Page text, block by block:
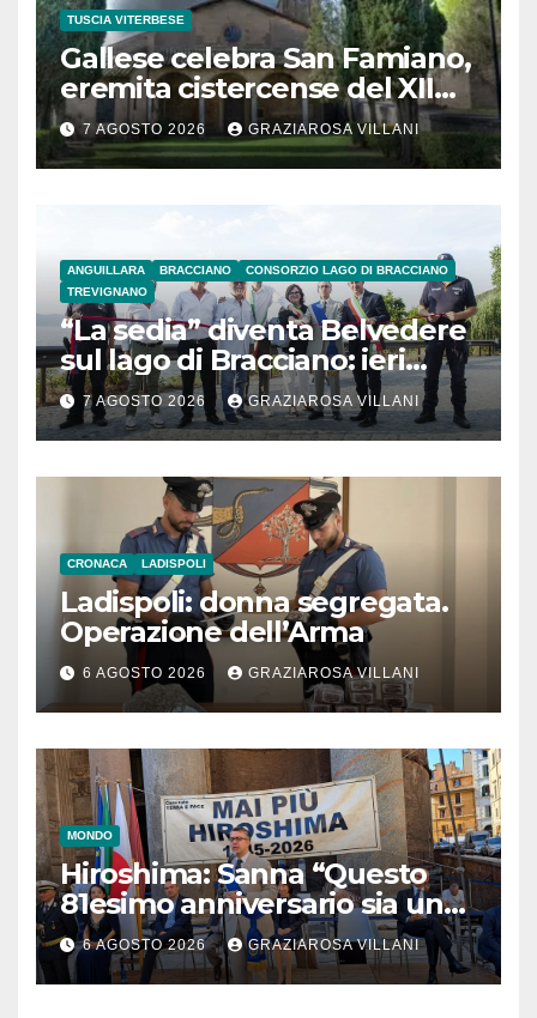
TUSCIA VITERBESE
Gallese celebra San Famiano,
eremita cistercense del XII
secolo
7 AGOSTO 2026 GRAZIAROSA VILLANI
ANGUILLARA BRACCIANO
CONSORZIO LAGO DI BRACCIANO
TREVIGNANO
“La sedia” diventa Belvedere
sul lago di Bracciano: ieri
l’inaugurazione
7 AGOSTO 2026 GRAZIAROSA VILLANI
CRONACA LADISPOLI
Ladispoli: donna segregata.
Operazione dell’Arma
6 AGOSTO 2026 GRAZIAROSA VILLANI
MONDO
Hiroshima: Sanna “Questo
81esimo anniversario sia un
monito per tutti”
6 AGOSTO 2026 GRAZIAROSA VILLANI